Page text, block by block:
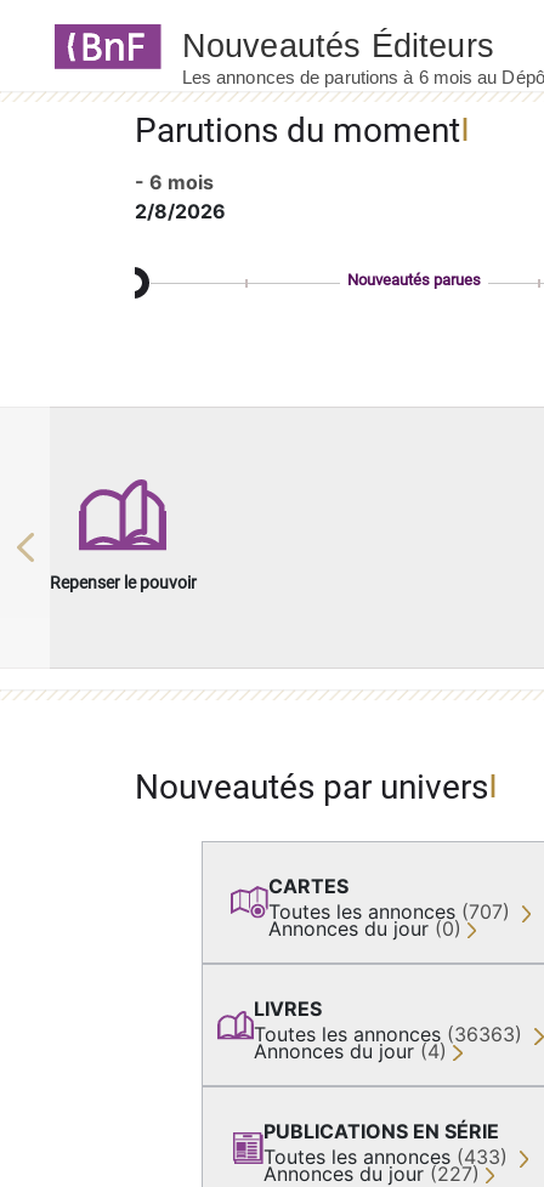
Parutions du moment
- 6 mois
2/8/2026
Nouveautés parues
Repenser le pouvoir
Previous
Nouveautés par univers
CARTES
Toutes les annonces (707)
Annonces du jour (0)
LIVRES
Toutes les annonces (36363)
Annonces du jour (4)
PUBLICATIONS EN SÉRIE
Toutes les annonces (433)
Annonces du jour (227)